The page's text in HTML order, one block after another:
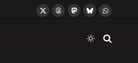
X
ThreadsMastodon
BlueskyWhatsApp